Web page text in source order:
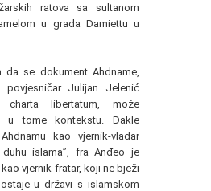
ratova sa sultanom
u grada Damiettu u
da se dokument Ahdname,
povjesničar Julijan Jelenić
charta libertatum, može
u tome kontekstu. Dakle
kao vjernik-vladar
islama”, fra Anđeo je
vjernik-fratar, koji ne bježi
u državi s islamskom